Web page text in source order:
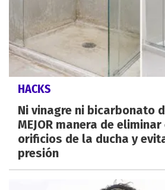
HACKS
Ni vinagre ni bicarbonato
MEJOR manera de
orificios de la ducha y
presión